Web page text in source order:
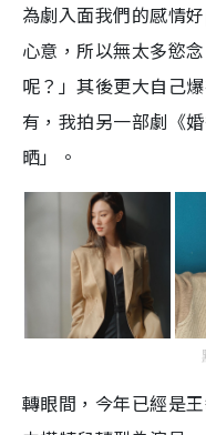
為劇入面我們的感情
心意，所以無太多慾
呢？」其後更大自己
有，我拍另一部劇《
晒」。
轉眼間，今年已經是